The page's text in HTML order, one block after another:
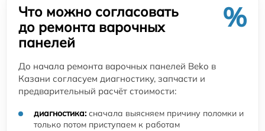
Что можно согласовать
до ремонта варочных
панелей
%
До начала ремонта варочных панелей Beko в
Казани согласуем диагностику, запчасти и
предварительный расчёт стоимости:
диагностика: сначала выясняем причину поломки и
только потом приступаем к работам